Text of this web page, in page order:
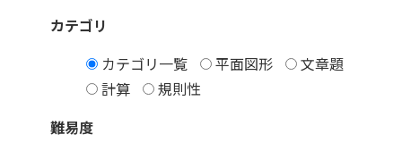
カテゴリ
カテゴリ一覧
平面図形
文章題
計算
規則性
難易度